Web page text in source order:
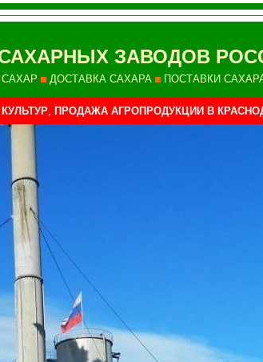
ЗАВОДОВ
САХАР ДОСТАВКА САХАРА ПОСТАВКИ
, ПРОДАЖА АГРОПРОДУКЦИИ В